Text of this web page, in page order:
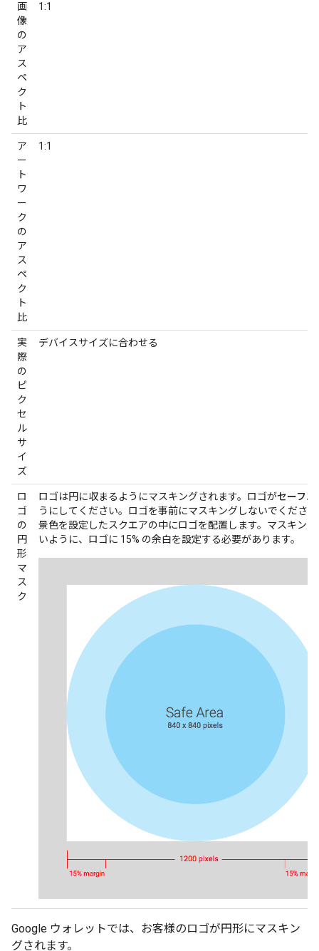
画
像
の
ア
ス
ペ
ク
ト
比
1:1
ア
ー
ト
ワ
ー
ク
の
ア
ス
ペ
ク
ト
比
1:1
実
際
の
ピ
ク
セ
ル
サ
イ
ズ
デバイスサイズに合わせる
ロ
ゴ
の
円
形
マ
ス
ク
ロゴは円に収まるようにマスキングされます。ロゴがセーフエ
うにしてください。ロゴを事前にマスキングしないでくださ
景色を設定したスクエアの中にロゴを配置します。マスキン
いように、ロゴに 15% の余白を設定する必要があります。
Google ウォレットでは、お客様のロゴが円形にマスキン
グされます。